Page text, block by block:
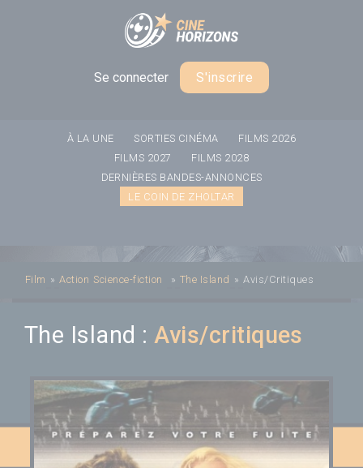
Se connecter S'inscrire
À LA UNE SORTIES CINÉMA
FILMS 2026
FILMS 2027
FILMS 2028
DERNIÈRES BANDES-ANNONCES
LE COIN DE ZHOLTAR
Film » Action Science-fiction » The Island » Avis/Critiques
The Island : Avis/critiques
Panneau de gestion des cookies